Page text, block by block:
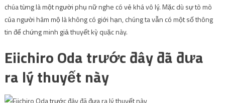
chúa từng là một người phụ nữ nghe có vẻ khá vô lý. Mặc dù sự tò mò
của người hâm mộ là không có giới hạn, chúng ta vẫn có một số thông
tin để chứng minh giả thuyết kỳ quặc này.
Eiichiro Oda trước đây đã đưa
ra lý thuyết này